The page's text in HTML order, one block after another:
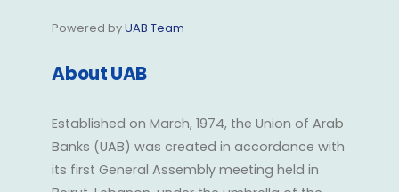
Powered byUAB Team
About UAB
Established on March, 1974, the Union of Arab
Banks (UAB) was created in accordance with
its first General Assembly meeting held in